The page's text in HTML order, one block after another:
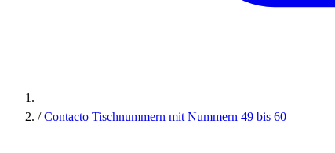
/ Contacto Tischnummern mit Nummern 49 bis 60